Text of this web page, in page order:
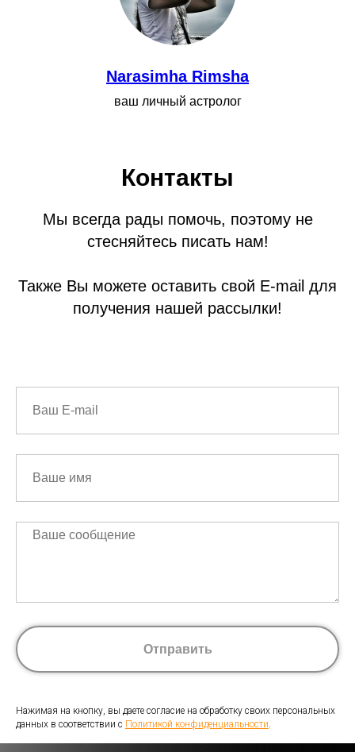
Narasimha Rimsha
ваш личный астролог
Контакты
Мы всегда рады помочь, поэтому не
стесняйтесь писать нам!
Также Вы можете оставить свой E-mail для
получения нашей рассылки!
Отправить
Нажимая на кнопку, вы даете согласие на обработку своих персональных
данных в соответствии с Политикой конфиденциальности.